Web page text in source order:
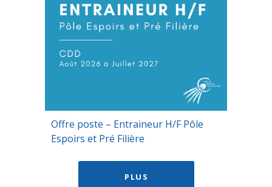
Offre poste – Entraineur H/F Pôle
Espoirs et Pré Filière
PLUS